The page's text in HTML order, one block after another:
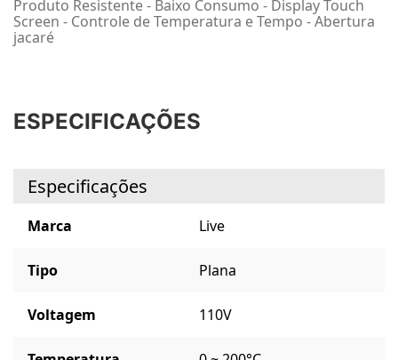
Produto Resistente - Baixo Consumo - Display Touch
Screen - Controle de Temperatura e Tempo - Abertura
jacaré
ESPECIFICAÇÕES
Especificações
Marca Live
Tipo Plana
Voltagem 110V